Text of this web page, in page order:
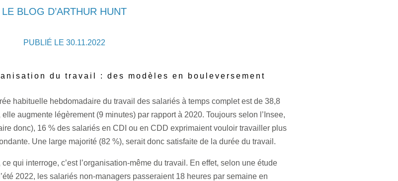
LE BLOG D’ARTHUR HUNT
PUBLIÉ LE 30.11.2022
du travail : des modèles en bouleversement
habituelle hebdomadaire du travail des salariés à temps complet est de 38,8
augmente légèrement (9 minutes) par rapport à 2020. Toujours selon l’Insee,
donc), 16 % des salariés en CDI ou en CDD exprimaient vouloir travailler plus
Une large majorité (82 %), serait donc satisfaite de la durée du travail.
qui interroge, c’est l’organisation-même du travail. En effet, selon une étude
2022, les salariés non-managers passeraient 18 heures par semaine en